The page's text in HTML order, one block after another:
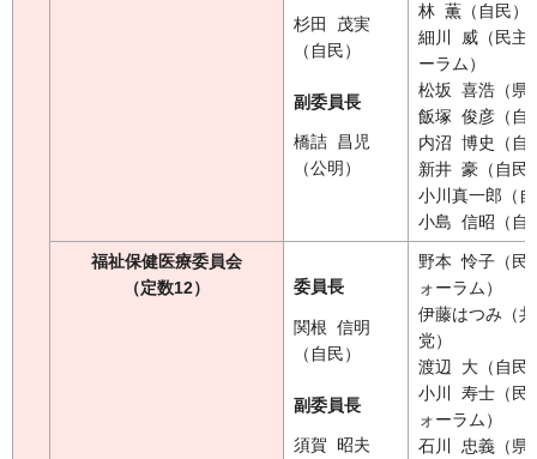
杉田 茂実
（自民）
副委員長
橋詰 昌児
（公明）
林 薫（自民）
細川 威（民主
ーラム）
松坂 喜浩（県
飯塚 俊彦（自
内沼 博史（自
新井 豪（自民
小川真一郎（
小島 信昭（自
福祉保健医療委員会
（定数12）
委員長
関根 信明
（自民）
副委員長
須賀 昭夫
野本 怜子（民
ォーラム）
伊藤はつみ（
党）
渡辺 大（自民
小川 寿士（民
ォーラム）
石川 忠義（県